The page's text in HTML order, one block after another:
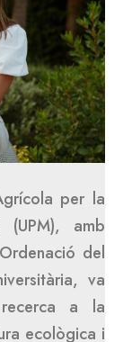
per la
(UPM), amb
del
va
a la
ecològica i